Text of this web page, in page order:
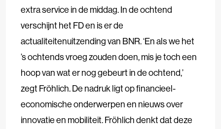
extra service in de middag. In de ochtend
verschijnt het FD en is er de
actualiteitenuitzending van BNR. ‘En als we het
’s ochtends vroeg zouden doen, mis je toch een
hoop van wat er nog gebeurt in de ochtend,’
zegt Fröhlich. De nadruk ligt op financieel-
economische onderwerpen en nieuws over
innovatie en mobiliteit. Fröhlich denkt dat deze